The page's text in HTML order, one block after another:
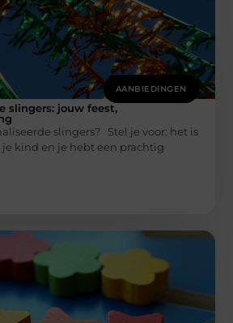
AANBIEDINGEN
slingers: jouw feest,
slingers? Stel je voor: het is
kind en je hebt een prachtig